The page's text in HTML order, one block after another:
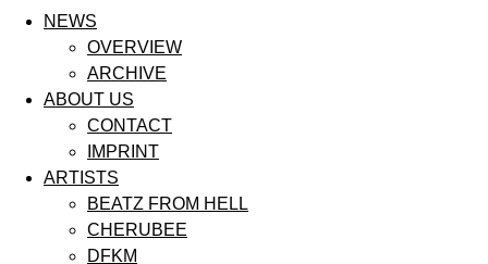
NEWS
OVERVIEW
ARCHIVE
ABOUT US
CONTACT
IMPRINT
ARTISTS
BEATZ FROM HELL
CHERUBEE
DFKM